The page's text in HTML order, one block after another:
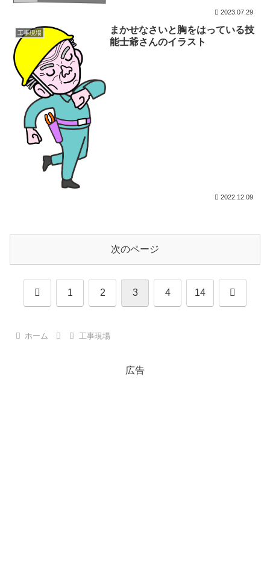
2023.07.29
工事現場
まかせなさいと胸をはっている技
能士爺さんのイラスト
2022.12.09
次のページ
前 1 2 3 4 14 次
ホーム 工事現場
広告